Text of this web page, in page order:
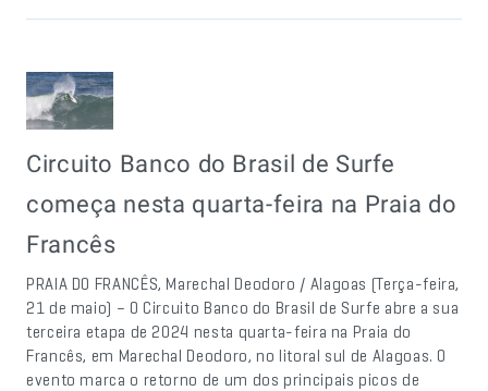
Circuito Banco do Brasil de Surfe
começa nesta quarta-feira na Praia do
Francês
PRAIA DO FRANCÊS, Marechal Deodoro / Alagoas (Terça-feira,
21 de maio) – O Circuito Banco do Brasil de Surfe abre a sua
terceira etapa de 2024 nesta quarta-feira na Praia do
Francês, em Marechal Deodoro, no litoral sul de Alagoas. O
evento marca o retorno de um dos principais picos de